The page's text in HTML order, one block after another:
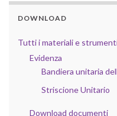
DOWNLOAD
Tutti i materiali e
Evidenza
Bandiera unitaria
Striscione Unitario
Download documenti